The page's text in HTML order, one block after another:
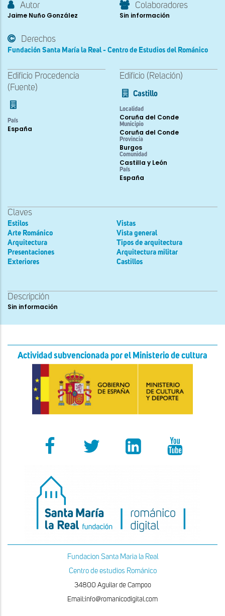
Autor
Jaime Nuño González
Colaboradores
Sin información
Derechos
Fundación Santa María la Real - Centro de Estudios del Románico
Edificio Procedencia
(Fuente)
País
España
Edificio (Relación)
Castillo
Localidad
Coruña del Conde
Municipio
Coruña del Conde
Provincia
Burgos
Comunidad
Castilla y León
País
España
Claves
Estilos
Arte Románico
Arquitectura
Presentaciones
Exteriores
Vistas
Vista general
Tipos de arquitectura
Arquitectura militar
Castillos
Descripción
Sin información
Actividad subvencionada por el Ministerio de cultura
Fundacion Santa Maria la Real
Centro de estudios Románico
34800 Aguilar de Campoo
Email:info@romanicodigital.com